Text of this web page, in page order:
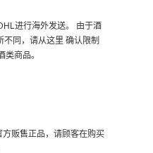
进行海外发送。 由于酒
同，请从这里 确认限制
商品。
贩售正品，请顾客在购买